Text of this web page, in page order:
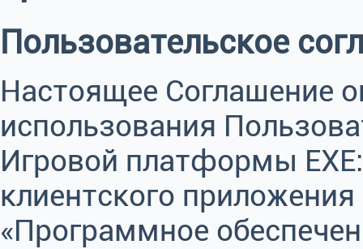
Пользовательское
Настоящее Соглашение
использования
Игровой платформы
клиентского
«Программное